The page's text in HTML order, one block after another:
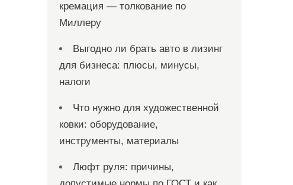
кремация — толкование по
Миллеру
Выгодно ли брать авто в лизинг
для бизнеса: плюсы, минусы,
налоги
Что нужно для художественной
ковки: оборудование,
инструменты, материалы
Люфт руля: причины,